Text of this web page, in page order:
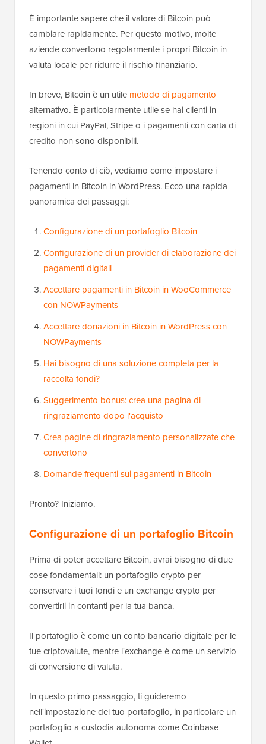
È importante sapere che il valore di Bitcoin può
cambiare rapidamente. Per questo motivo, molte
aziende convertono regolarmente i propri Bitcoin in
valuta locale per ridurre il rischio finanziario.
In breve, Bitcoin è un utile metodo di pagamento
alternativo. È particolarmente utile se hai clienti in
regioni in cui PayPal, Stripe o i pagamenti con carta di
credito non sono disponibili.
Tenendo conto di ciò, vediamo come impostare i
pagamenti in Bitcoin in WordPress. Ecco una rapida
panoramica dei passaggi:
Configurazione di un portafoglio Bitcoin
Configurazione di un provider di elaborazione dei
pagamenti digitali
Accettare pagamenti in Bitcoin in WooCommerce
con NOWPayments
Accettare donazioni in Bitcoin in WordPress con
NOWPayments
Hai bisogno di una soluzione completa per la
raccolta fondi?
Suggerimento bonus: crea una pagina di
ringraziamento dopo l'acquisto
Crea pagine di ringraziamento personalizzate che
convertono
Domande frequenti sui pagamenti in Bitcoin
Pronto? Iniziamo.
Configurazione di un portafoglio Bitcoin
Prima di poter accettare Bitcoin, avrai bisogno di due
cose fondamentali: un portafoglio crypto per
conservare i tuoi fondi e un exchange crypto per
convertirli in contanti per la tua banca.
Il portafoglio è come un conto bancario digitale per le
tue criptovalute, mentre l'exchange è come un servizio
di conversione di valuta.
In questo primo passaggio, ti guideremo
nell'impostazione del tuo portafoglio, in particolare un
portafoglio a custodia autonoma come Coinbase